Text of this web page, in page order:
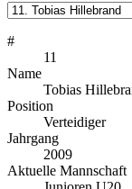
#
11
Name
Tobias
Position
Verteidiger
Jahrgang
2009
Aktuelle Mannschaft